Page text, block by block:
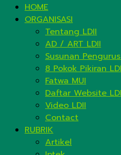
HOME
ORGANISASI
Tentang LDII
AD / ART LDII
Susunan
8 Pokok Pikiran
Fatwa MUI
Daftar Website
Video LDII
Contact
RUBRIK
Artikel